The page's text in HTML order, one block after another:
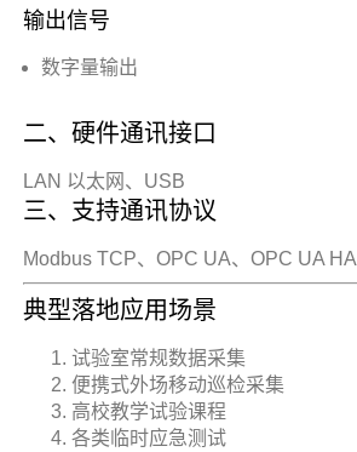
输出信号
数字量输出
二、硬件通讯接口
LAN 以太网、USB
三、支持通讯协议
Modbus TCP、OPC UA、OPC UA HA
典型落地应用场景
试验室常规数据采集
便携式外场移动巡检采集
高校教学试验课程
各类临时应急测试